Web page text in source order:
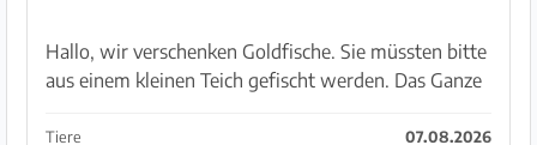
Hallo, wir verschenken Goldfische. Sie müssten bitte
aus einem kleinen Teich gefischt werden. Das Ganze
sind dann in einer Tonne. Also gerne für mo...
Tiere 07.08.2026